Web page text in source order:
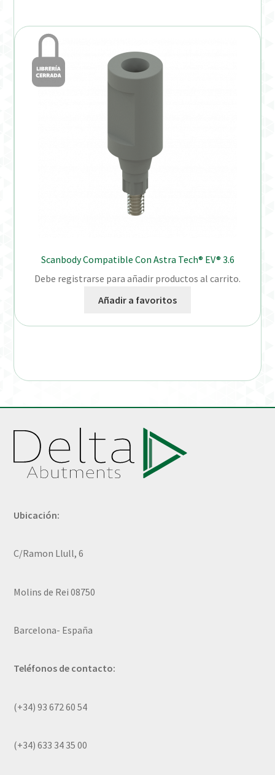
Scanbody Compatible Con Astra Tech® EV® 3.6
Debe registrarse para añadir productos al carrito.
Añadir a favoritos
Ubicación:
C/Ramon Llull, 6
Molins de Rei 08750
Barcelona- España
Teléfonos de contacto:
(+34) 93 672 60 54
(+34) 633 34 35 00